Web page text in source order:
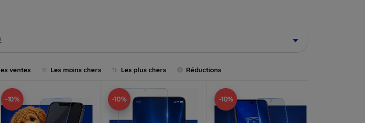
ventes Les moins chers Les plus chers Réductions
-10% -10% -10%